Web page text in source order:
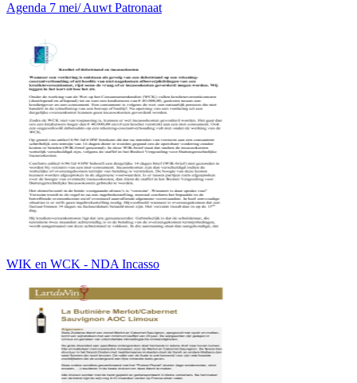
Agenda 7 mei/ Auwt Patronaat
WIK en WCK - NDA Incasso